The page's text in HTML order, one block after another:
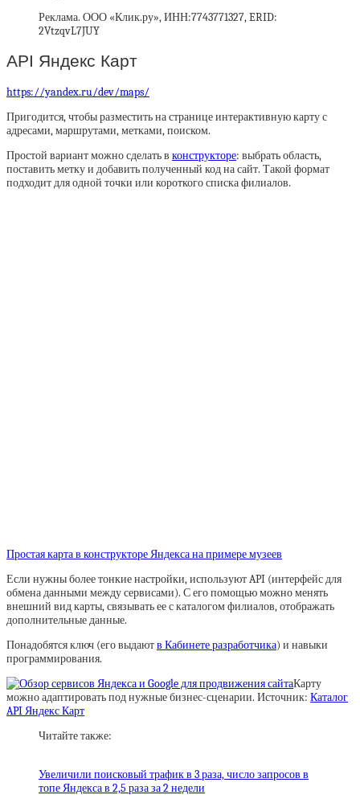
Реклама. ООО «Клик.ру», ИНН:7743771327, ERID:
2VtzqvL7JUY
API Яндекс Карт
https://yandex.ru/dev/maps/
Пригодится, чтобы разместить на странице интерактивную карту с
адресами, маршрутами, метками, поиском.
Простой вариант можно сделать в конструкторе: выбрать область,
поставить метку и добавить полученный код на сайт. Такой формат
подходит для одной точки или короткого списка филиалов.
Простая карта в конструкторе Яндекса на примере музеев
Если нужны более тонкие настройки, используют API (интерфейс для
обмена данными между сервисами). С его помощью можно менять
внешний вид карты, связывать ее с каталогом филиалов, отображать
дополнительные данные.
Понадобятся ключ (его выдаютв Кабинете разработчика) и навыки
программирования.
Карту
можно адаптировать под нужные бизнес-сценарии. Источник: Каталог
API Яндекс Карт
Читайте также:
Увеличили поисковый трафик в 3 раза, число запросов в
топе Яндекса в 2,5 раза за 2 недели